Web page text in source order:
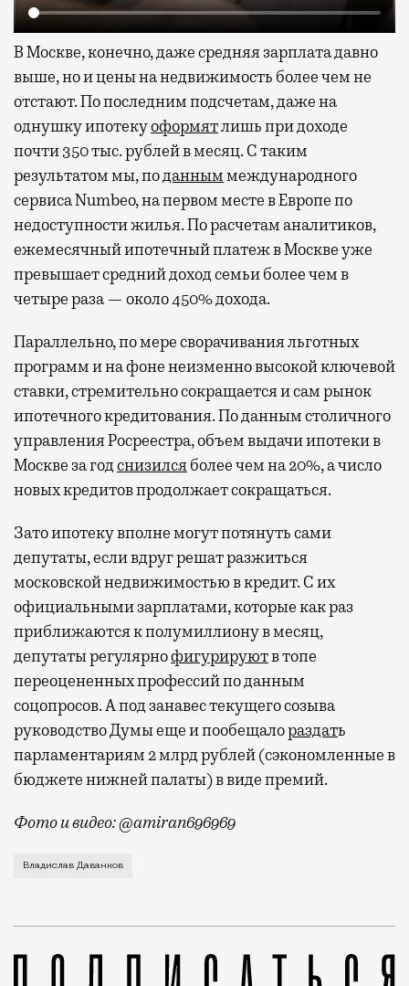
В Москве, конечно, даже средняя зарплата давно
выше, но и цены на недвижимость более чем не
отстают. По последним подсчетам, даже на
однушку ипотекуоформятлишь при доходе
почти 350 тыс. рублей в месяц. С таким
результатом мы, поданныммеждународного
сервиса Numbeo, на первом месте в Европе по
недоступности жилья. По расчетам аналитиков,
ежемесячный ипотечный платеж в Москве уже
превышает средний доход семьи более чем в
четыре раза — около 450% дохода.
Параллельно, по мере сворачивания льготных
программ и на фоне неизменно высокой ключевой
ставки, стремительно сокращается и сам рынок
ипотечного кредитования. По данным столичного
управления Росреестра, объем выдачи ипотеки в
Москве за годснизилсяболее чем на 20%, а число
новых кредитов продолжает сокращаться.
Зато ипотеку вполне могут потянуть сами
депутаты, если вдруг решат разжиться
московской недвижимостью в кредит. С их
официальными зарплатами, которые как раз
приближаются к полумиллиону в месяц,
депутаты регулярнофигурируютв топе
переоцененных профессий по данным
соцопросов. А под занавес текущего созыва
руководство Думы еще и пообещалораздать
парламентариям 2 млрд рублей (сэкономленные в
бюджете нижней палаты) в виде премий.
Фото и видео: @amiran696969
Видео с репликой из интервью народного
Владислав Даванков